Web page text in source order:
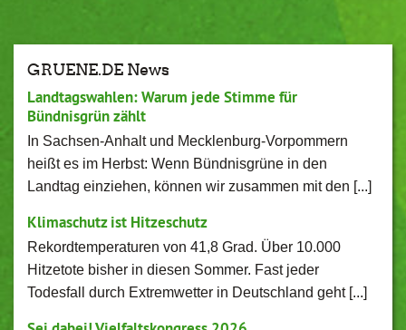
GRUENE.DE News
Landtagswahlen: Warum jede Stimme für
Bündnisgrün zählt
In Sachsen-Anhalt und Mecklenburg-Vorpommern
heißt es im Herbst: Wenn Bündnisgrüne in den
Landtag einziehen, können wir zusammen mit den [...]
Klimaschutz ist Hitzeschutz
Rekordtemperaturen von 41,8 Grad. Über 10.000
Hitzetote bisher in diesen Sommer. Fast jeder
Todesfall durch Extremwetter in Deutschland geht [...]